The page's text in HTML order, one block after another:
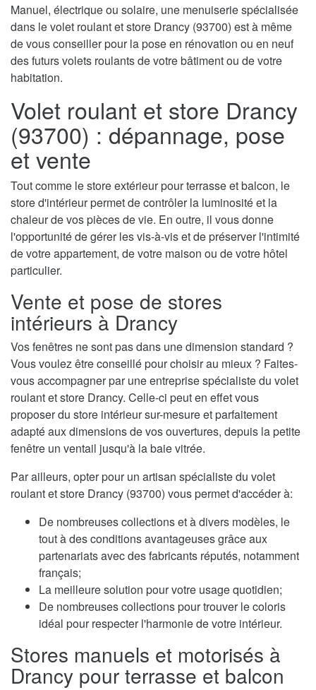
Manuel, électrique ou solaire, une menuiserie spécialisée
dans le volet roulant et store Drancy (93700) est à même
de vous conseiller pour la pose en rénovation ou en neuf
des futurs volets roulants de votre bâtiment ou de votre
habitation.
Volet roulant et store Drancy
(93700) : dépannage, pose
et vente
Tout comme le store extérieur pour terrasse et balcon, le
store d'intérieur permet de contrôler la luminosité et la
chaleur de vos pièces de vie. En outre, il vous donne
l'opportunité de gérer les vis-à-vis et de préserver l'intimité
de votre appartement, de votre maison ou de votre hôtel
particulier.
Vente et pose de stores
intérieurs à Drancy
Vos fenêtres ne sont pas dans une dimension standard ?
Vous voulez être conseillé pour choisir au mieux ? Faites-
vous accompagner par une entreprise spécialiste du volet
roulant et store Drancy. Celle-ci peut en effet vous
proposer du store intérieur sur-mesure et parfaitement
adapté aux dimensions de vos ouvertures, depuis la petite
fenêtre un ventail jusqu'à la baie vitrée.
Par ailleurs, opter pour un artisan spécialiste du volet
roulant et store Drancy (93700) vous permet d'accéder à:
De nombreuses collections et à divers modèles, le
tout à des conditions avantageuses grâce aux
partenariats avec des fabricants réputés, notamment
français;
La meilleure solution pour votre usage quotidien;
De nombreuses collections pour trouver le coloris
idéal pour respecter l'harmonie de votre intérieur.
Stores manuels et motorisés à
Drancy pour terrasse et balcon